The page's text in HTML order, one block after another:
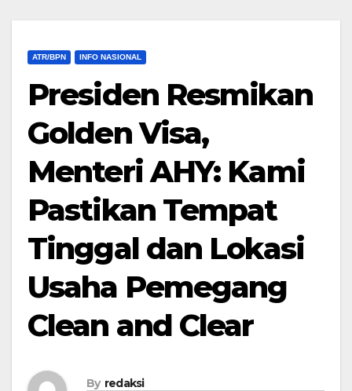
ATR/BPN INFO NASIONAL
Presiden Resmikan
Golden Visa,
Menteri AHY: Kami
Pastikan Tempat
Tinggal dan Lokasi
Usaha Pemegang
Clean and Clear
By redaksi